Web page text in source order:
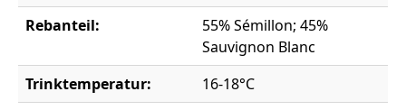
Rebanteil:
55% Sémillon; 45%
Sauvignon Blanc
Trinktemperatur:
16-18°C